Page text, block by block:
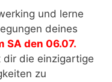
und lerne
deines
SA den 06.07.
dir die einzigartige
zu